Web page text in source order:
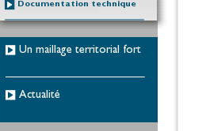
Documentation technique
Un maillage territorial fort
Actualité